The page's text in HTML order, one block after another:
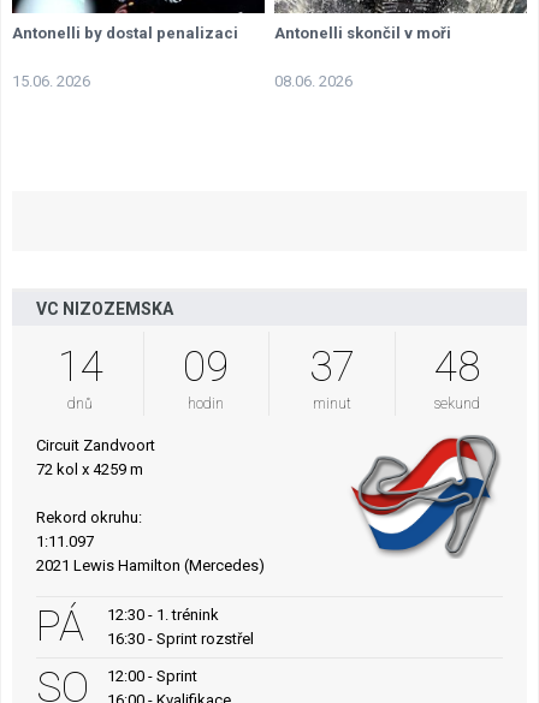
Antonelli by dostal penalizaci
15.06. 2026
Antonelli skončil v moři
08.06. 2026
VC NIZOZEMSKA
14
dnů
09
hodin
37
minut
47
sekund
Circuit Zandvoort
72 kol x 4259 m
Rekord okruhu:
1:11.097
2021 Lewis Hamilton (Mercedes)
PÁ
12:30 - 1. trénink
16:30 - Sprint rozstřel
SO
12:00 - Sprint